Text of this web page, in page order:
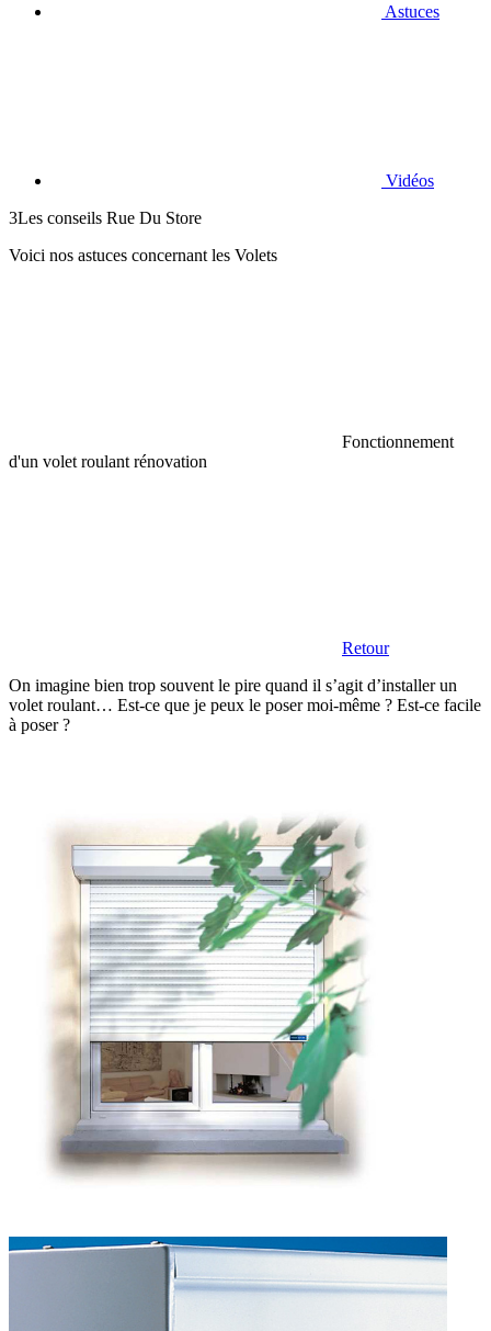
Astuces
Vidéos
3Les conseils Rue Du Store
Voici nos astuces concernant les Volets
Fonctionnement
d'un volet roulant rénovation
Retour
On imagine bien trop souvent le pire quand il s’agit d’installer un
volet roulant… Est-ce que je peux le poser moi-même ? Est-ce facile
à poser ?